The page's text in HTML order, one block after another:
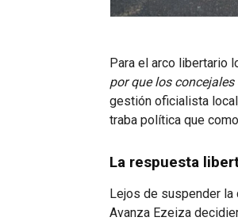
Para el arco libertario
por que los
gestión oficialista
traba política que
La respuesta
Lejos de suspender
Avanza Ezeiza